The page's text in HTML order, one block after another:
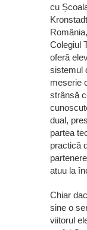
cu
Colegiul
oferă
sistemul
meserie
strânsă
dual,
partea
practică
atuu la
Chiar
sine o
viitorul